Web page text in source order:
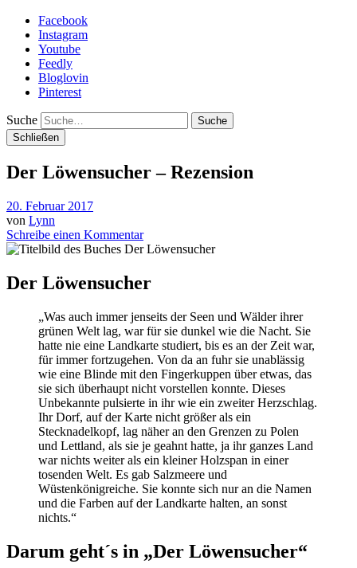
Facebook
Instagram
Youtube
Feedly
Bloglovin
Pinterest
Suche
Schließen
Der Löwensucher – Rezension
20. Februar 2017
von Lynn
Schreibe einen Kommentar
Der Löwensucher
„Was auch immer jenseits der Seen und Wälder ihrer
grünen Welt lag, war für sie dunkel wie die Nacht. Sie
hatte nie eine Landkarte studiert, bis es an der Zeit war,
für immer fortzugehen. Von da an fuhr sie unablässig
wie eine Blinde mit den Fingerkuppen über etwas, das
sie sich überhaupt nicht vorstellen konnte. Dieses
Unbekannte pulsierte in ihr wie ein zweiter Herzschlag.
Ihr Dorf, auf der Karte nicht größer als ein
Stecknadelkopf, lag näher an den Grenzen zu Polen
und Lettland, als sie je geahnt hatte, ja ihr ganzes Land
war nichts weiter als ein kleiner Holzspan in einer
tosenden Welt. Es gab Salzmeere und
Wüstenkönigreiche. Sie konnte sich nur an die Namen
und die Farben auf der Landkarte halten, an sonst
nichts.“
Darum geht´s in „Der Löwensucher“